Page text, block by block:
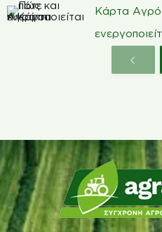
Κάρτα